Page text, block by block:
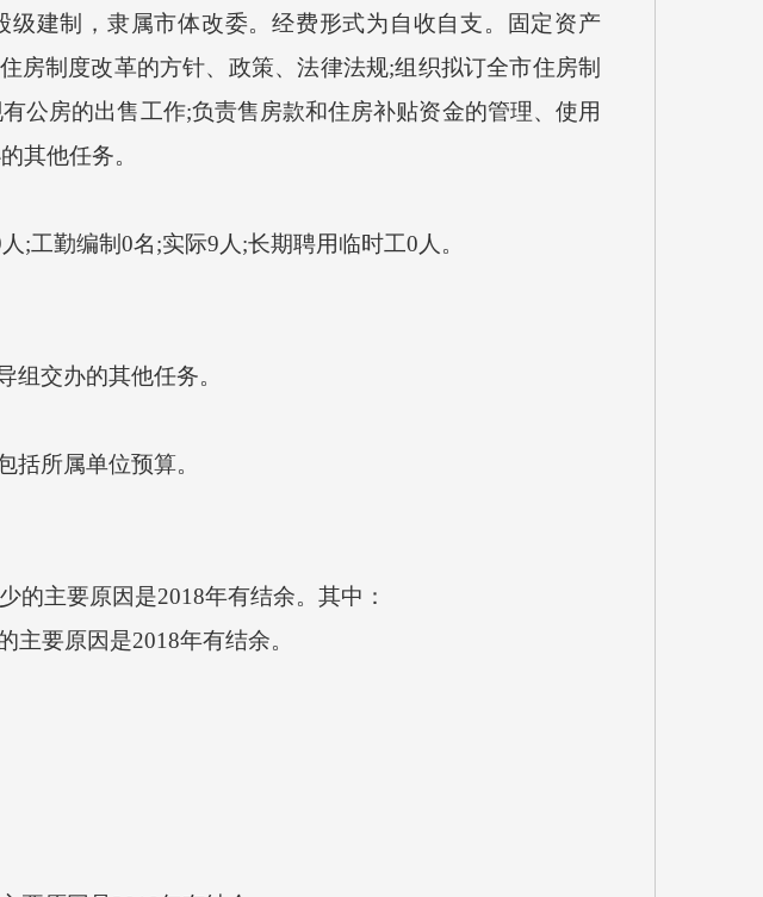
建制，隶属市体改委。经费形式为自收自支。固定资产
房制度改革的方针、政策、法律法规;组织拟订全市住房制
公房的出售工作;负责售房款和住房补贴资金的管理、使用
其他任务。
勤编制0名;实际9人;长期聘用临时工0人。
交办的其他任务。
所属单位预算。
主要原因是2018年有结余。其中：
要原因是2018年有结余。